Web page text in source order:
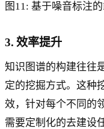
图11: 基于噪音标注
3. 效率提升
知识图谱的构建往往
定的挖掘方式。这种
效，针对每个不同的
需要定制化的去建设